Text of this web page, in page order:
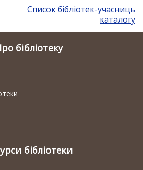
Список бібліотек-учасниць
каталогу
бібліотеку
бібліотеки